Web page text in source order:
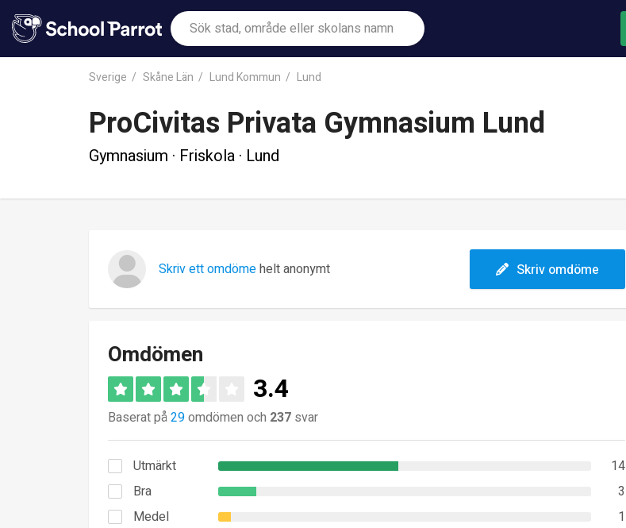
Sverige Skåne Län Lund Kommun Lund
ProCivitas Privata Gymnasium Lund
Gymnasium · Friskola · Lund
Skriv ett omdömehelt anonymt Skriv omdöme
Omdömen
3.4
Baserat på29omdömen och 237 svar
Utmärkt
14
Bra
3
Medel
1